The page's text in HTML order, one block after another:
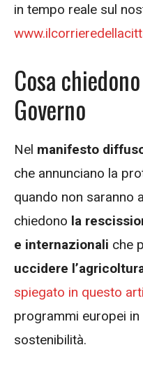
in tempo reale sul
Cosa
Governo
Nel manifesto
che annunciano la
quando non saranno
chiedono la
e internazionali che
uccidere
spiegato in questo
programmi europei
sostenibilità.